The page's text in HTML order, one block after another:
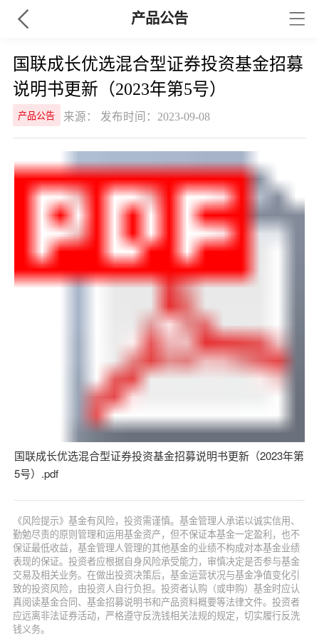
产品公告
国联成长优选混合型证券投资基金招募
说明书更新（2023年第5号）
产品公告 来源： 发布时间：2023-09-08
国联成长优选混合型证券投资基金招募说明书更新（2023年第
5号）.pdf
《风险提示》基金有风险，投资需谨慎。基金管理人承诺以诚实信用、
勤勉尽责的原则管理和运用基金资产，但不保证本基金一定盈利，也不
保证最低收益，基金管理人管理的其他基金的业绩不构成对本基金业绩
表现的保证。投资者应根据自身风险承受能力，审慎决定是否参与基金
交易及相关业务。在做出投资决策后，基金运营状况与基金净值变化引
致的投资风险，由投资人自行负担。投资者认购（或申购）基金时应认
真阅读基金合同、基金招募说明书和产品资料概要等法律文件。投资者
应远离非法证券活动，严格遵守反洗钱相关法规的规定，切实履行反洗
钱义务。